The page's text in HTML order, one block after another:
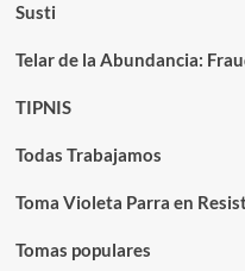
Susti
Telar de la Abundancia:
TIPNIS
Todas Trabajamos
Toma Violeta Parra en
Tomas populares